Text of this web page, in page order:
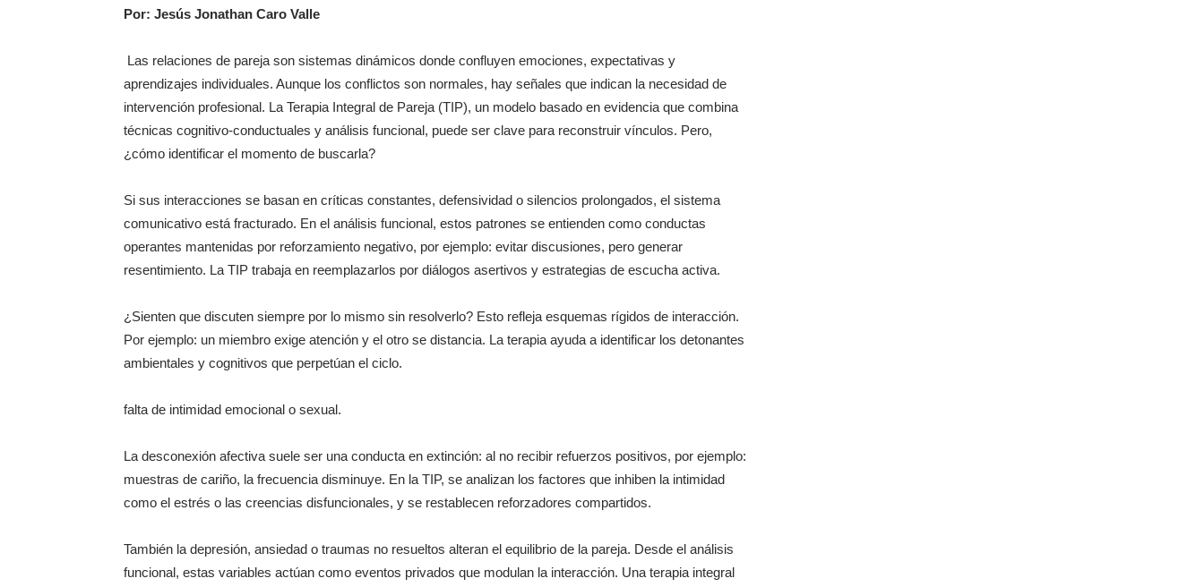
Por: Jesús Jonathan Caro Valle
Las relaciones de pareja son sistemas dinámicos donde confluyen emociones, expectativas y
aprendizajes individuales. Aunque los conflictos son normales, hay señales que indican la necesidad de
intervención profesional. La Terapia Integral de Pareja (TIP), un modelo basado en evidencia que combina
técnicas cognitivo-conductuales y análisis funcional, puede ser clave para reconstruir vínculos. Pero,
¿cómo identificar el momento de buscarla?
Si sus interacciones se basan en críticas constantes, defensividad o silencios prolongados, el sistema
comunicativo está fracturado. En el análisis funcional, estos patrones se entienden como conductas
operantes mantenidas por reforzamiento negativo, por ejemplo: evitar discusiones, pero generar
resentimiento. La TIP trabaja en reemplazarlos por diálogos asertivos y estrategias de escucha activa.
¿Sienten que discuten siempre por lo mismo sin resolverlo? Esto refleja esquemas rígidos de interacción.
Por ejemplo: un miembro exige atención y el otro se distancia. La terapia ayuda a identificar los detonantes
ambientales y cognitivos que perpetúan el ciclo.
falta de intimidad emocional o sexual.
La desconexión afectiva suele ser una conducta en extinción: al no recibir refuerzos positivos, por ejemplo:
muestras de cariño, la frecuencia disminuye. En la TIP, se analizan los factores que inhiben la intimidad
como el estrés o las creencias disfuncionales, y se restablecen reforzadores compartidos.
También la depresión, ansiedad o traumas no resueltos alteran el equilibrio de la pareja. Desde el análisis
funcional, estas variables actúan como eventos privados que modulan la interacción. Una terapia integral